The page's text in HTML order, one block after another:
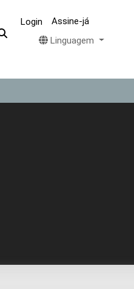
Login
Assine-já
Linguagem